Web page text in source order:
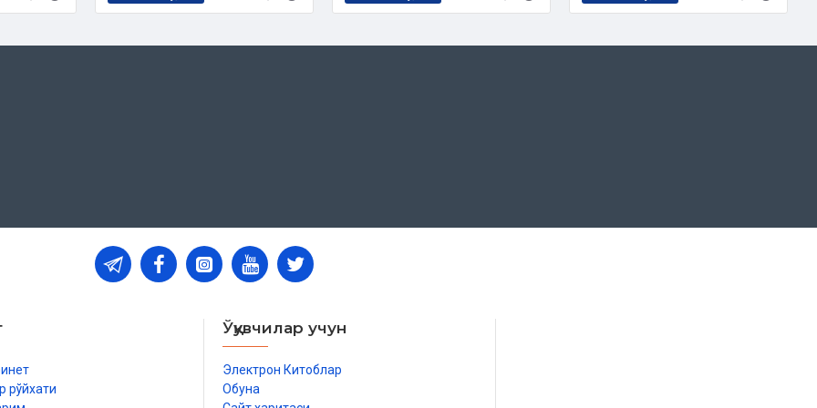
ёқмай қолса, уни дарров
нохуш ҳолатларни ислоҳ
кечиримли бўлишга чақиради.
зайлда оят ва ҳадислардан
тинч, фаровон ва саодатли
рўйхати
Ўқувчилар учун
Электрон Китоблар
Обуна